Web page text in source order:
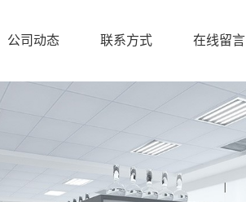
公司动态 联系方式 在线留言